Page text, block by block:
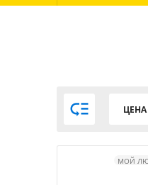
 ЦЕНА
МОЙ